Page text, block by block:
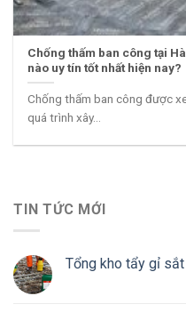
Chống thấm ban công tại
nào uy tín tốt nhất hiện nay?
Chống thấm ban công được
quá trình xây...
TIN TỨC MỚI
Tổng kho tẩy gỉ